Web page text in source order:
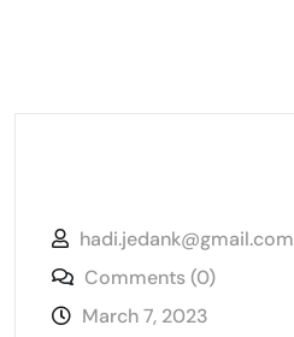
hadi.jedank@gmail.com
Comments (0)
March 7, 2023